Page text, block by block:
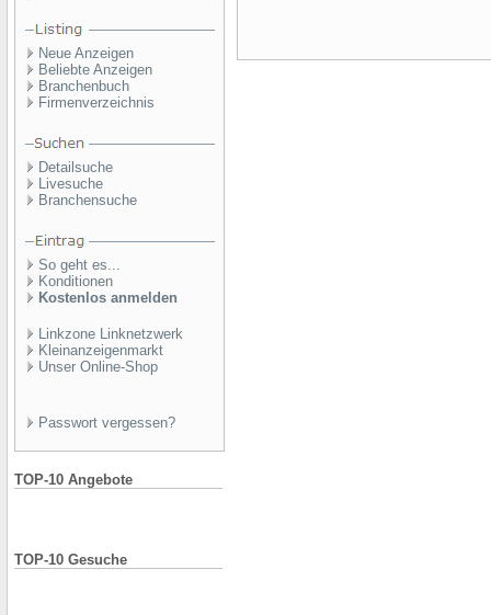
Neue Anzeigen
Beliebte Anzeigen
Branchenbuch
Firmenverzeichnis
Detailsuche
Livesuche
Branchensuche
So geht es...
Konditionen
Kostenlos anmelden
Linkzone Linknetzwerk
Kleinanzeigenmarkt
Unser Online-Shop
Passwort vergessen?
TOP-10 Angebote
TOP-10 Gesuche